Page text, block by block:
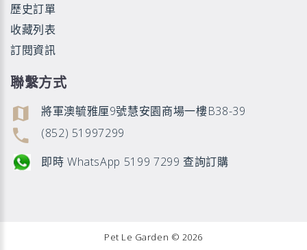
歷史訂單
收藏列表
訂閱資訊
聯繫方式
將軍澳毓雅厘9號慧安園商場一樓B38-39
(852) 51997299
即時 WhatsApp 5199 7299 查詢訂購
Pet Le Garden © 2026